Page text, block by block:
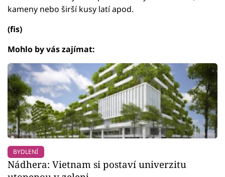
kameny nebo širší kusy latí apod.
(fis)
Mohlo by vás zajímat:
BYDLENÍ
Nádhera: Vietnam si postaví univerzitu